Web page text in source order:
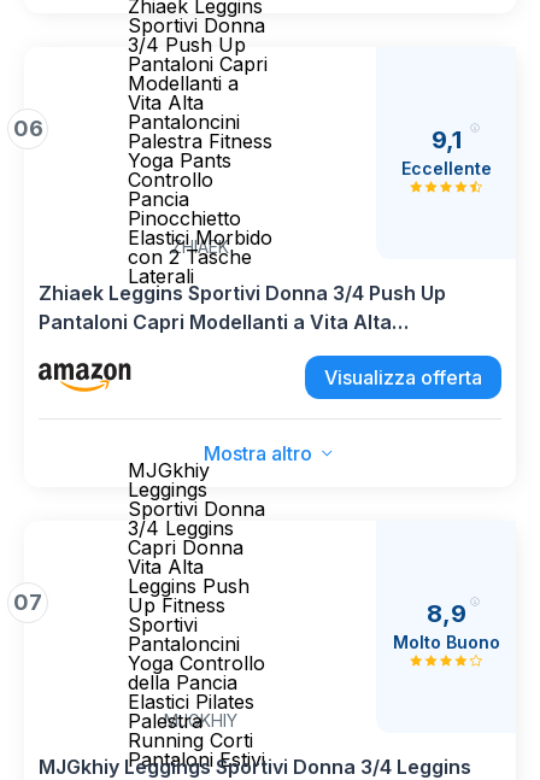
06
Zhiaek Leggins
Sportivi Donna
3/4 Push Up
Pantaloni Capri
Modellanti a
Vita Alta
Pantaloncini
Palestra Fitness
Yoga Pants
Controllo
Pancia
Pinocchietto
Elastici Morbido
con 2 Tasche
Laterali
ZHIAEK
9,1
Eccellente
Zhiaek Leggins Sportivi Donna 3/4 Push Up
Pantaloni Capri Modellanti a Vita Alta
Pantaloncini Palestra Fitness Yoga Pants
Controllo Pancia Pinocchietto Elastici Morbido
Visualizza offerta
Mostra altro
07
MJGkhiy
Leggings
Sportivi Donna
3/4 Leggins
Capri Donna
Vita Alta
Leggins Push
Up Fitness
Sportivi
Pantaloncini
Yoga Controllo
della Pancia
Elastici Pilates
Palestra
Running Corti
Pantaloni Estivi
MJGKHIY
8,9
Molto Buono
MJGkhiy Leggings Sportivi Donna 3/4 Leggins